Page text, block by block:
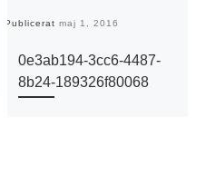
Publicerat maj 1, 2016
0e3ab194-3cc6-4487-
8b24-189326f80068